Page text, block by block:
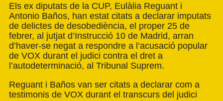
Els ex diputats de la CUP, Eulàlia Reguant i
Antonio Baños, han estat citats a declarar imputats
de delictes de desobediència, el proper 25 de
febrer, al jutjat d’Instrucció 10 de Madrid, arran
d’haver-se negat a respondre a l’acusació popular
de VOX durant el judici contra el dret a
l’autodeterminació, al Tribunal Suprem.
Reguant i Baños van ser citats a declarar com a
testimonis de VOX durant el transcurs del judici